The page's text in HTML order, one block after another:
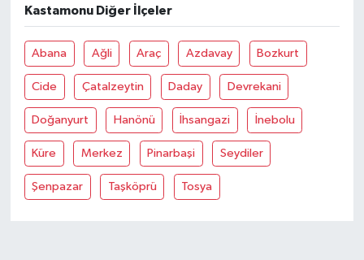
Kastamonu Diğer İlçeler
Abana Ağli Araç Azdavay Bozkurt
Cide Çatalzeytin Daday Devrekani
Doğanyurt Hanönü İhsangazi İnebolu
Küre Merkez Pinarbaşi Seydiler
Şenpazar Taşköprü Tosya